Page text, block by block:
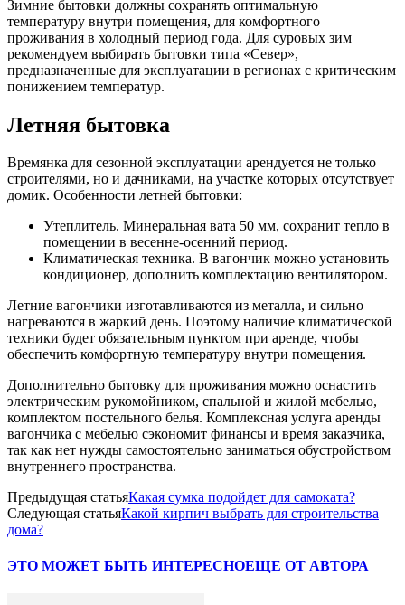
Зимние бытовки должны сохранять оптимальную
температуру внутри помещения, для комфортного
проживания в холодный период года. Для суровых зим
рекомендуем выбирать бытовки типа «Север»,
предназначенные для эксплуатации в регионах с критическим
понижением температур.
Летняя бытовка
Времянка для сезонной эксплуатации арендуется не только
строителями, но и дачниками, на участке которых отсутствует
домик. Особенности летней бытовки:
Утеплитель. Минеральная вата 50 мм, сохранит тепло в
помещении в весенне-осенний период.
Климатическая техника. В вагончик можно установить
кондиционер, дополнить комплектацию вентилятором.
Летние вагончики изготавливаются из металла, и сильно
нагреваются в жаркий день. Поэтому наличие климатической
техники будет обязательным пунктом при аренде, чтобы
обеспечить комфортную температуру внутри помещения.
Дополнительно бытовку для проживания можно оснастить
электрическим рукомойником, спальной и жилой мебелью,
комплектом постельного белья. Комплексная услуга аренды
вагончика с мебелью сэкономит финансы и время заказчика,
так как нет нужды самостоятельно заниматься обустройством
внутреннего пространства.
Предыдущая статьяКакая сумка подойдет для самоката?
Следующая статьяКакой кирпич выбрать для строительства
дома?
ЭТО МОЖЕТ БЫТЬ ИНТЕРЕСНОЕЩЕ ОТ АВТОРА